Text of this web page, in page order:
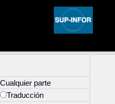
Cualquier parte
Traducción